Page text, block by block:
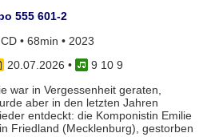
555 601-2
• 68min • 2023
20.07.2026 •
9 10 9
war in Vergessenheit geraten,
aber in den letzten Jahren
entdeckt: die Komponistin Emilie
Friedland (Mecklenburg), gestorben